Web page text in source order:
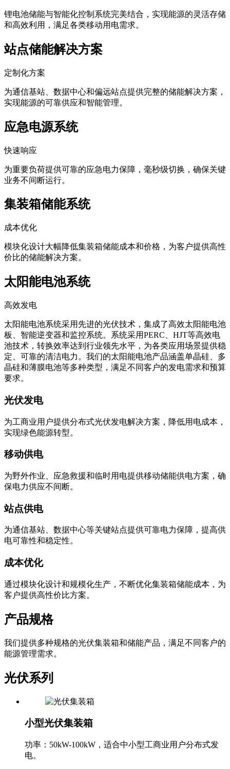
锂电池储能与智能化控制系统完美结合，实现能源的灵活存储
和高效利用，满足各类移动用电需求。
站点储能解决方案
定制化方案
为通信基站、数据中心和偏远站点提供完整的储能解决方案，
实现能源的可靠供应和智能管理。
应急电源系统
快速响应
为重要负荷提供可靠的应急电力保障，毫秒级切换，确保关键
业务不间断运行。
集装箱储能系统
成本优化
模块化设计大幅降低集装箱储能成本和价格，为客户提供高性
价比的储能解决方案。
太阳能电池系统
高效发电
太阳能电池系统采用先进的光伏技术，集成了高效太阳能电池
板、智能逆变器和监控系统。系统采用PERC、HJT等高效电
池技术，转换效率达到行业领先水平，为各类应用场景提供稳
定、可靠的清洁电力。我们的太阳能电池产品涵盖单晶硅、多
晶硅和薄膜电池等多种类型，满足不同客户的发电需求和预算
要求。
光伏发电
为工商业用户提供分布式光伏发电解决方案，降低用电成本，
实现绿色能源转型。
移动供电
为野外作业、应急救援和临时用电提供移动储能供电方案，确
保电力供应不间断。
站点供电
为通信基站、数据中心等关键站点提供可靠电力保障，提高供
电可靠性和稳定性。
成本优化
通过模块化设计和规模化生产，不断优化集装箱储能成本，为
客户提供高性价比方案。
产品规格
我们提供多种规格的光伏集装箱和储能产品，满足不同客户的
能源管理需求。
光伏系列
小型光伏集装箱
功率：50kW-100kW，适合中小型工商业用户分布式发
电。